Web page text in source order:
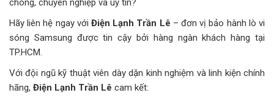
chóng, chuyên nghiệp và uy tín?
Hãy liên hệ ngay với Điện Lạnh Trần Lê – đơn vị bảo hành lò vi
sóng Samsung được tin cậy bởi hàng ngàn khách hàng tại
TP.HCM.
Với đội ngũ kỹ thuật viên dày dặn kinh nghiệm và linh kiện chính
hãng, Điện Lạnh Trần Lê cam kết: